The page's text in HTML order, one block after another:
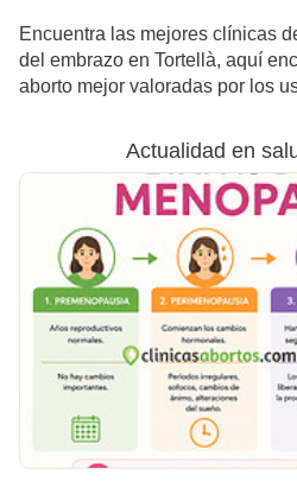
Encuentra las mejores clínicas
del embrazo en Tortellà, aquí
aborto mejor valoradas por los
Actualidad en